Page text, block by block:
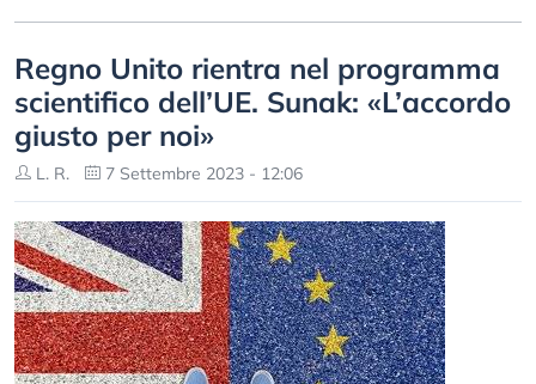
Regno Unito rientra nel programma
scientifico dell’UE. Sunak: «L’accordo
giusto per noi»
L. R. 7 Settembre 2023 - 12:06